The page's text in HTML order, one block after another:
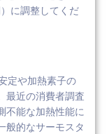
に調整してくだ
定や加熱素子の
最近の消費者調査
不能な加熱性能に
般的なサーモスタ